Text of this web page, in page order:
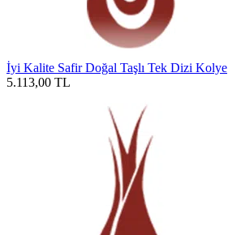
İyi Kalite Safir Doğal Taşlı Tek Dizi Kolye
5.113,00 TL